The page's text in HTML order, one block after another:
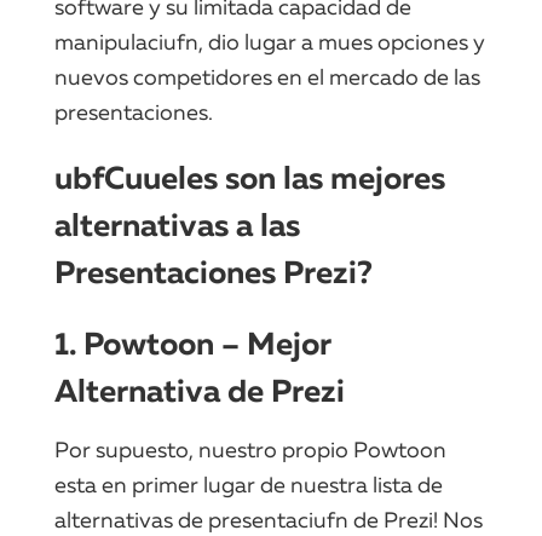
software y su limitada capacidad de
manipulaciufn, dio lugar a mues opciones y
nuevos competidores en el mercado de las
presentaciones.
ubfCuueles son las mejores
alternativas a las
Presentaciones Prezi?
1. Powtoon – Mejor
Alternativa de Prezi
Por supuesto, nuestro propio Powtoon
esta en primer lugar de nuestra lista de
alternativas de presentaciufn de Prezi! Nos